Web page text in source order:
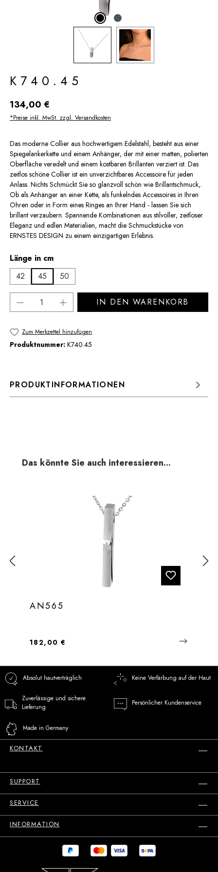
K740.45
Regulärer Preis:
134,00 €
*Preise inkl. MwSt. zzgl. Versandkosten
Das moderne Collier aus hochwertigem Edelstahl, besteht aus einer
Spiegelankerkette und einem Anhänger, der mit einer matten, polierten
Oberfläche veredelt und einem kostbaren Brillanten verziert ist. Das
zeitlos schöne Collier ist ein unverzichtbares Accessoire für jeden
Anlass. Nichts Schmückt Sie so glanzvoll schön wie Brillantschmuck,.
Ob als Anhänger an einer Kette, als funkelndes Accessoires in Ihren
Ohren oder in Form eines Ringes an Ihrer Hand - lassen Sie sich
brillant verzaubern. Spannende Kombinationen aus stilvoller, zeitloser
Eleganz und edlen Materialien, macht die Schmuckstücke von
ERNSTES DESIGN zu einem einzigartigen Erlebnis.
Länge in cmauswählen
42
45 50
Produkt Anzahl: Gib den gewünschten
IN DEN WARENKORB
Zum Merkzettel hinzufügen
Produktnummer: K740.45
PRODUKTINFORMATIONEN
Produktgalerie überspringen
Das könnte Sie auch interessieren...
AN565
Regulärer Preis:
182,00 €
Absolut hautverträglich Keine Verfärbung auf der Haut
Zuverlässige und sichere
Lieferung
Persönlicher Kundenservice
Made in Germany
KONTAKT
SUPPORT
SERVICE
INFORMATION